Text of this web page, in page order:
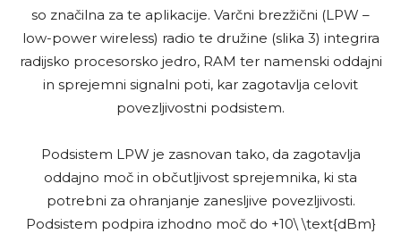
so značilna za te aplikacije. Varčni brezžični (LPW –
low-power wireless) radio te družine (slika 3) integrira
radijsko procesorsko jedro, RAM ter namenski oddajni
in sprejemni signalni poti, kar zagotavlja celovit
povezljivostni podsistem.
Podsistem LPW je zasnovan tako, da zagotavlja
oddajno moč in občutljivost sprejemnika, ki sta
potrebni za ohranjanje zanesljive povezljivosti.
Podsistem podpira izhodno moč do +10\ \text{dBm}